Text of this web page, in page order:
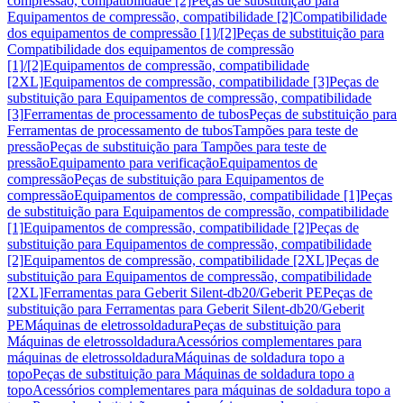
Equipamentos de compressão, compatibilidade [2]Compatibilidade
dos equipamentos de compressão [1]/[2]Peças de substituição para
Compatibilidade dos equipamentos de compressão
[1]/[2]Equipamentos de compressão, compatibilidade
[2XL]Equipamentos de compressão, compatibilidade [3]Peças de
substituição para Equipamentos de compressão, compatibilidade
[3]Ferramentas de processamento de tubosPeças de substituição para
Ferramentas de processamento de tubosTampões para teste de
pressãoPeças de substituição para Tampões para teste de
pressãoEquipamento para verificaçãoEquipamentos de
compressãoPeças de substituição para Equipamentos de
compressãoEquipamentos de compressão, compatibilidade [1]Peças
de substituição para Equipamentos de compressão, compatibilidade
[1]Equipamentos de compressão, compatibilidade [2]Peças de
substituição para Equipamentos de compressão, compatibilidade
[2]Equipamentos de compressão, compatibilidade [2XL]Peças de
substituição para Equipamentos de compressão, compatibilidade
[2XL]Ferramentas para Geberit Silent-db20/Geberit PEPeças de
substituição para Ferramentas para Geberit Silent-db20/Geberit
PEMáquinas de eletrossoldaduraPeças de substituição para
Máquinas de eletrossoldaduraAcessórios complementares para
máquinas de eletrossoldaduraMáquinas de soldadura topo a
topoPeças de substituição para Máquinas de soldadura topo a
topoAcessórios complementares para máquinas de soldadura topo a